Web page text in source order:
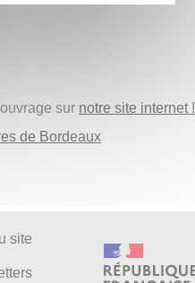
sur notre site internet !
de Bordeaux
site